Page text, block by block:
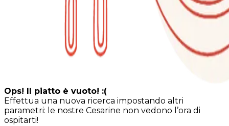
Ops! Il piatto è vuoto! :(
Effettua una nuova ricerca impostando altri
parametri: le nostre Cesarine non vedono l’ora di
ospitarti!